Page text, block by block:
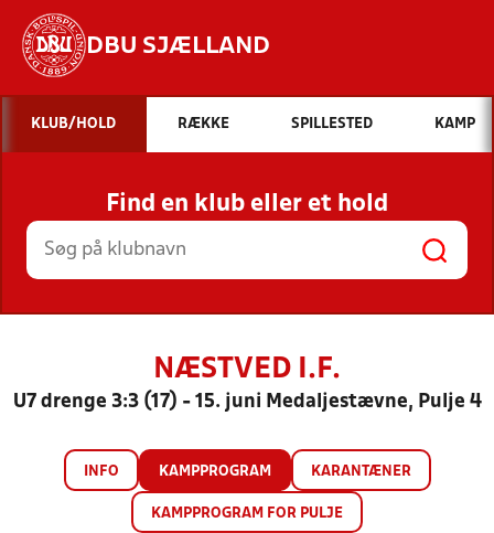
DBU SJÆLLAND
Hvad vil du søge efter?
INDHOLD OG NYHEDER
STILLINGER, RESULTATER, KLUBBER OG
HOLD
KLUB/HOLD RÆKKE SPILLESTED KAMP
Find en klub eller et hold
NÆSTVED I.F.
U7 drenge 3:3 (17) - 15. juni Medaljestævne, Pulje 4
INFO KAMPPROGRAM KARANTÆNER
KAMPPROGRAM FOR PULJE